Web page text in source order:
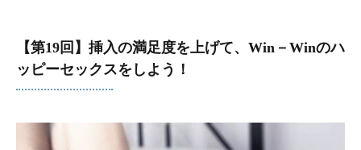
【第19回】挿入の満足度を上げて、Win－Winのハ
ッピーセックスをしよう！